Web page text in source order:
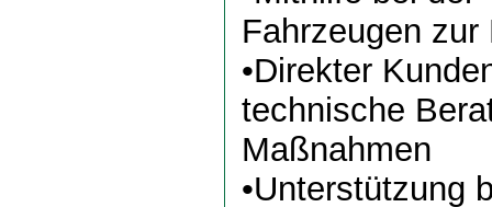
Fahrzeugen zur
•Direkter
technische
Maßnahmen
•Unterstützung